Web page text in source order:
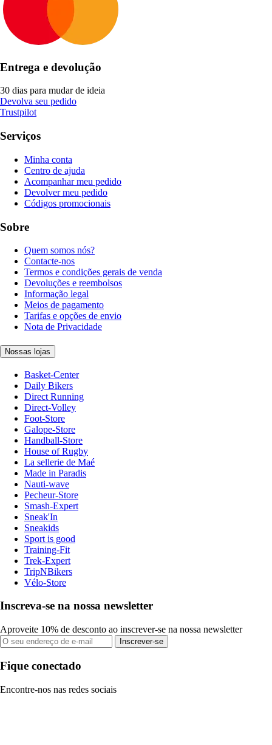
Entrega e devolução
30 dias para mudar de ideia
Devolva seu pedido
Trustpilot
Serviços
Minha conta
Centro de ajuda
Acompanhar meu pedido
Devolver meu pedido
Códigos promocionais
Sobre
Quem somos nós?
Contacte-nos
Termos e condições gerais de venda
Devoluções e reembolsos
Informação legal
Meios de pagamento
Tarifas e opções de envio
Nota de Privacidade
Nossas lojas
Basket-Center
Daily Bikers
Direct Running
Direct-Volley
Foot-Store
Galope-Store
Handball-Store
House of Rugby
La sellerie de Maé
Made in Paradis
Nauti-wave
Pecheur-Store
Smash-Expert
Sneak'In
Sneakids
Sport is good
Training-Fit
Trek-Expert
TripNBikers
Vélo-Store
Inscreva-se na nossa newsletter
Aproveite 10% de desconto ao inscrever-se na nossa newsletter
Inscrever-se
Fique conectado
Encontre-nos nas redes sociais